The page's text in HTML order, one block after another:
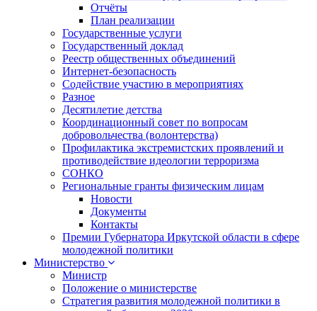
Отчёты
План реализации
Государственные услуги
Государственный доклад
Реестр общественных объединений
Интернет-безопасность
Содействие участию в мероприятиях
Разное
Десятилетие детства
Координационный совет по вопросам
добровольчества (волонтерства)
Профилактика экстремистских проявлений и
противодействие идеологии терроризма
СОНКО
Региональные гранты физическим лицам
Новости
Документы
Контакты
Премии Губернатора Иркутской области в сфере
молодежной политики
Министерство
Министр
Положение о министерстве
Стратегия развития молодежной политики в